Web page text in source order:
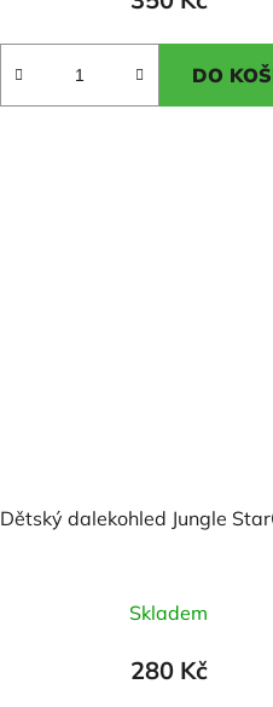
DO
Dětský dalekohled Jungle
hodnocení
produktu
Skladem
280 Kč